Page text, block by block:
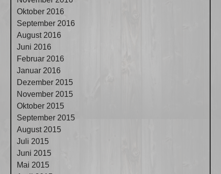
Oktober 2016
September 2016
August 2016
Juni 2016
Februar 2016
Januar 2016
Dezember 2015
November 2015
Oktober 2015
September 2015
August 2015
Juli 2015
Juni 2015
Mai 2015